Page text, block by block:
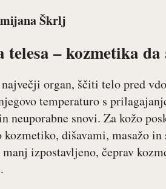
Škrlj
telesa – kozmetika da
največji organ, ščiti telo pred
temperaturo s
neuporabne snovi. Za kožo
kozmetiko, dišavami, masažo
izpostavljeno, čeprav